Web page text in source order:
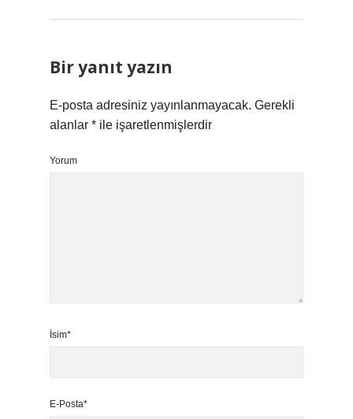
Bir yanıt yazın
E-posta adresiniz yayınlanmayacak. Gerekli
alanlar * ile işaretlenmişlerdir
Yorum
İsim*
E-Posta*